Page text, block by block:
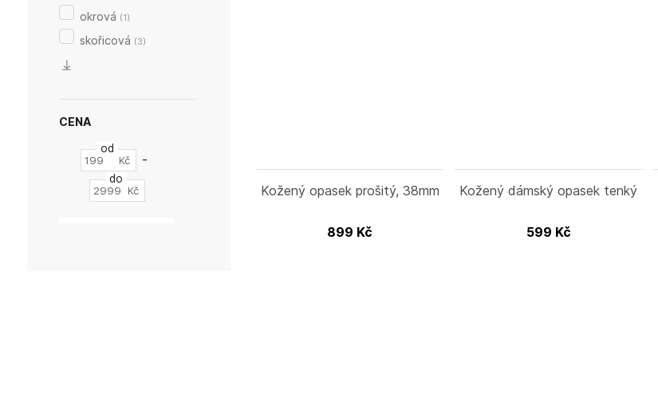
Kožený opasek prošitý, 38mm
899 Kč
Kožený dámský opasek tenký
599 Kč
okrová (1)
skořicová (3)
CENA
od
Kč -
do
Kč